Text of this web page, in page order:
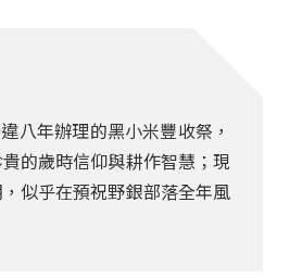
八年辦理的黑小米豐收祭，
的歲時信仰與耕作智慧；現
似乎在預祝野銀部落全年風